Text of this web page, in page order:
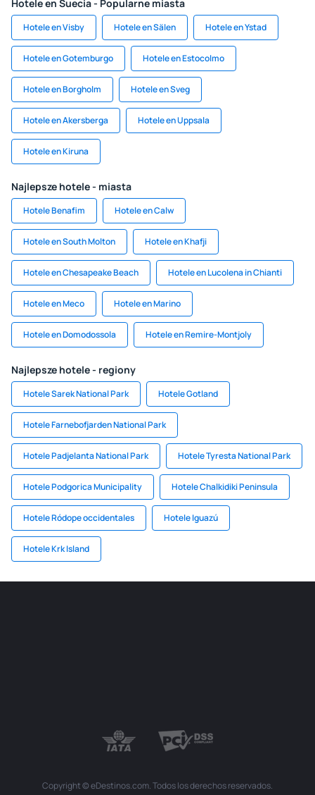
Hotele en Suecia - Popularne miasta
Hotele en Visby Hotele en Sälen Hotele en Ystad
Hotele en Gotemburgo Hotele en Estocolmo
Hotele en Borgholm Hotele en Sveg
Hotele en Akersberga Hotele en Uppsala
Hotele en Kiruna
Najlepsze hotele - miasta
Hotele Benafim Hotele en Calw
Hotele en South Molton Hotele en Khafji
Hotele en Chesapeake Beach Hotele en Lucolena in Chianti
Hotele en Meco Hotele en Marino
Hotele en Domodossola Hotele en Remire-Montjoly
Najlepsze hotele - regiony
Hotele Sarek National Park Hotele Gotland
Hotele Farnebofjarden National Park
Hotele Padjelanta National Park Hotele Tyresta National Park
Hotele Podgorica Municipality Hotele Chalkidiki Peninsula
Hotele Ródope occidentales Hotele Iguazú
Hotele Krk Island
Copyright © eDestinos.com. Todos los derechos reservados.